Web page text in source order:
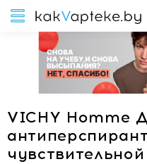
VICHY Homme